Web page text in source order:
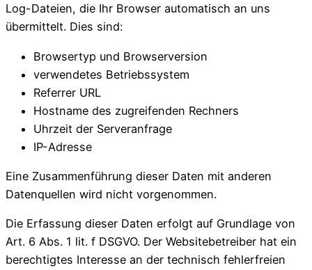
Log-Dateien, die Ihr Browser automatisch an uns
übermittelt. Dies sind:
Browsertyp und Browserversion
verwendetes Betriebssystem
Referrer URL
Hostname des zugreifenden Rechners
Uhrzeit der Serveranfrage
IP-Adresse
Eine Zusammenführung dieser Daten mit anderen
Datenquellen wird nicht vorgenommen.
Die Erfassung dieser Daten erfolgt auf Grundlage von
Art. 6 Abs. 1 lit. f DSGVO. Der Websitebetreiber hat ein
berechtigtes Interesse an der technisch fehlerfreien